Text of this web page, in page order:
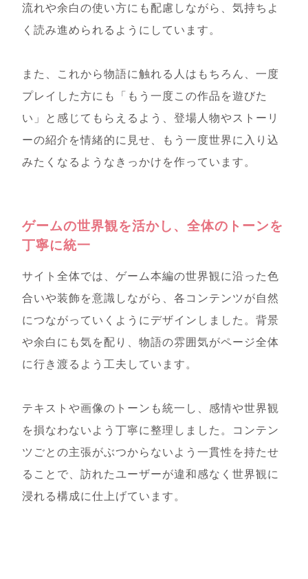
流れや余白の使い方にも配慮しながら、気持ちよ
く読み進められるようにしています。
また、これから物語に触れる人はもちろん、一度
プレイした方にも「もう一度この作品を遊びた
い」と感じてもらえるよう、登場人物やストーリ
ーの紹介を情緒的に見せ、もう一度世界に入り込
みたくなるようなきっかけを作っています。
ゲームの世界観を活かし、全体のトーンを
丁寧に統一
サイト全体では、ゲーム本編の世界観に沿った色
合いや装飾を意識しながら、各コンテンツが自然
につながっていくようにデザインしました。背景
や余白にも気を配り、物語の雰囲気がページ全体
に行き渡るよう工夫しています。
テキストや画像のトーンも統一し、感情や世界観
を損なわないよう丁寧に整理しました。コンテン
ツごとの主張がぶつからないよう一貫性を持たせ
ることで、訪れたユーザーが違和感なく世界観に
浸れる構成に仕上げています。